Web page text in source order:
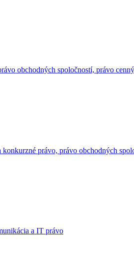
obchodných spoločností, právo
konkurzné právo, právo obchodných
a IT právo